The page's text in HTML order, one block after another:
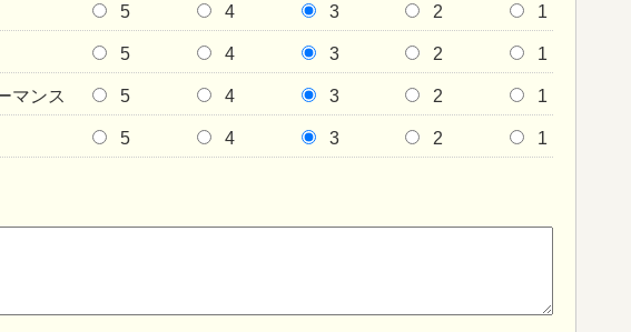
5 4 3 2 1
5 4 3 2 1
マンス 5 4 3 2 1
5 4 3 2 1